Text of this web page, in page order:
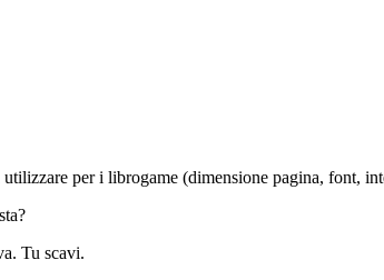
per i librogame (dimensione pagina, font,
Tu scavi.